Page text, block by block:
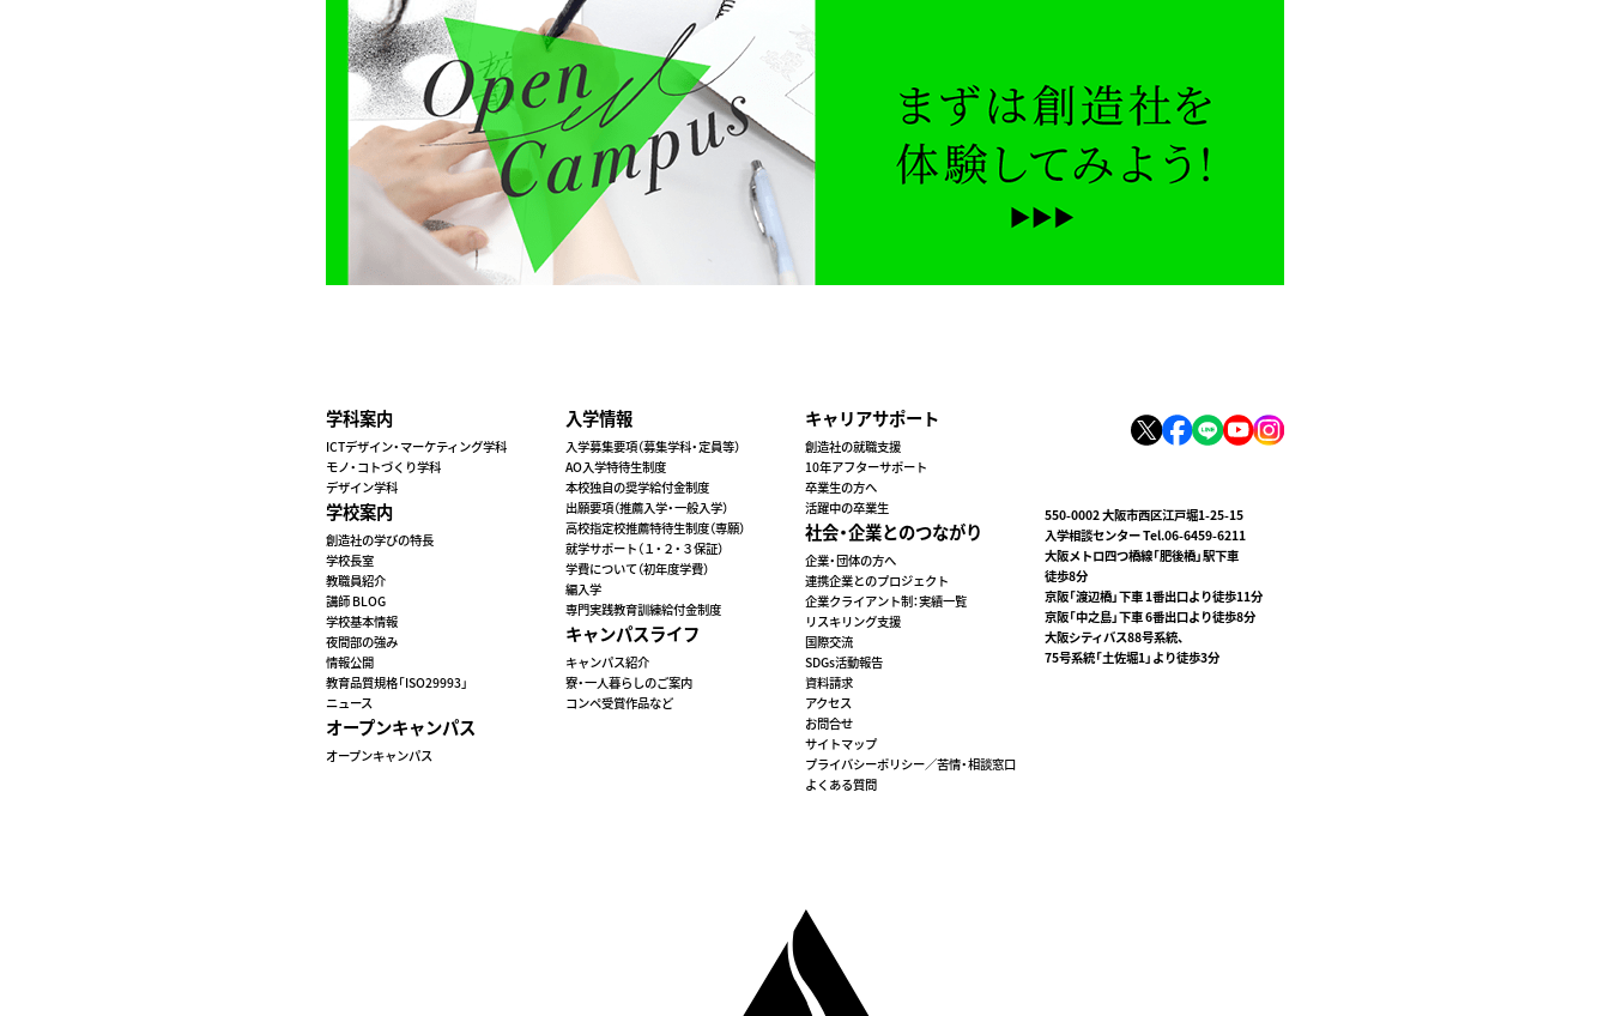
学科案内
ICTデザイン・マーケティング学科
モノ・コトづくり学科
デザイン学科
学校案内
創造社の学びの特長
学校長室
教職員紹介
講師 BLOG
学校基本情報
夜間部の強み
情報公開
教育品質規格「ISO29993」
ニュース
オープンキャンパス
オープンキャンパス
入学情報
入学募集要項（募集学科・定員等）
AO入学特待生制度
本校独自の奨学給付金制度
出願要項（推薦入学・一般入学）
高校指定校推薦特待生制度（専願）
就学サポート（１・２・３保証）
学費について（初年度学費）
編入学
専門実践教育訓練給付金制度
キャンパスライフ
キャンパス紹介
寮・一人暮らしのご案内
コンペ受賞作品など
キャリアサポート
創造社の就職支援
10年アフターサポート
卒業生の方へ
活躍中の卒業生
社会・企業とのつながり
企業・団体の方へ
連携企業とのプロジェクト
企業クライアント制：実績⼀覧
リスキリング支援
国際交流
SDGs活動報告
資料請求
アクセス
お問合せ
サイトマップ
プライバシーポリシー／苦情・相談窓口
よくある質問
550-0002 大阪市西区江戸堀1-25-15
入学相談センター Tel.06-6459-6211
大阪メトロ四つ橋線「肥後橋」駅下車
徒歩8分
京阪「渡辺橋」下車 1番出口より徒歩11分
京阪「中之島」下車 6番出口より徒歩8分
大阪シティバス88号系統、
75号系統「土佐堀1」より徒歩3分